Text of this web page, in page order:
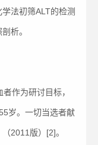
法初筛ALT的检测
析。
作为研讨目标，
岁。一切当选者献
2011版）[2]。